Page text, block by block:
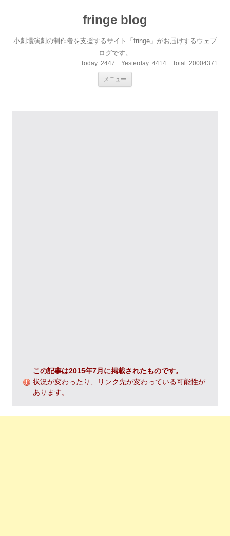
fringe blog
小劇場演劇の制作者を支援するサイト「fringe」がお届けするウェブ
ログです。
Today: 2447 Yesterday: 4414 Total: 20004371
メニュー
この記事は2015年7月に掲載されたものです。
状況が変わったり、リンク先が変わっている可能性が
あります。